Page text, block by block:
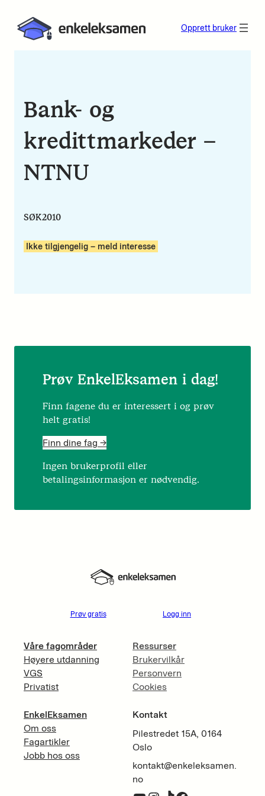
Opprett bruker
Bank- og
kredittmarkeder –
NTNU
SØK2010
Ikke tilgjengelig – meld interesse
Prøv EnkelEksamen i dag!
Finn fagene du er interessert i og prøv
helt gratis!
Finn dine fag ->
Ingen brukerprofil eller
betalingsinformasjon er nødvendig.
Prøv gratis Logg inn
Våre fagområder
Høyere utdanning
VGS
Privatist
EnkelEksamen
Om oss
Fagartikler
Jobb hos oss
Ressurser
Brukervilkår
Personvern
Cookies
Kontakt
Pilestredet 15A, 0164
Oslo
kontakt@enkeleksamen.
no